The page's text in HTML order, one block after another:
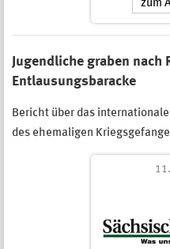
zum
Jugendliche graben nach
Entlausungsbaracke
Bericht über das
des ehemaligen